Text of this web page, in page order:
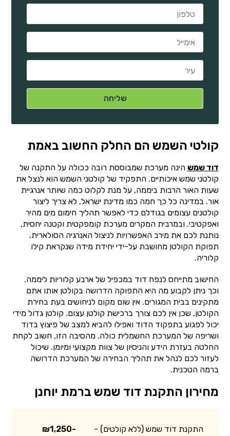
קולטי השמש הם החלק החשוב באמת
דוד שמש הינה מערכת שמבוססת רובה ככולה על התקנה של
קולטני שמש איכותיים. התפקיד של קולטני השמש הוא לנצל את
שעות האור הרבות ביממה, על מנת לקלוט כמה שיותר אנרגיית
אור. במדינה כל כך חמה כמו מדינת ישראל, לא צריך ליצור
קולטנים עצומים בגודלם כדי לאפשר תהליך חימום מים מהיר
ואפקטיבי. ובמרבית המקרים מערכת קומפקטית וקטנה יחסית,
נותנת לכם את מירב האפשרויות לניצול האנרגיה הסולארית.
תפוקת הקולטן מחושבת על-ידי יחידת מידה שנקראת קילו
קלוריה.
החישוב מתייחס לנפח דוד במכפיל של ארבע קלוריות ליממה.
וכך ניתן לקבוע מה היא התפוקה הדרושה בקולטן אותו אתם
מתקינים בבית המגורים. אין שום מקום לניחושים בעת בחירת
הקולטן, שכן אין לכם צורך ברכישת קולטן עצום. קולטן גדול מידי
יכול לפגוע בתפקוד הדוד ואפילו להביא למצב של פיצוץ בדוד
ושריפה של המערכת החשמלית כולה. מהסיבה הזו, חשוב לקחת
החלטה בעזרת הידע והניסיון של צוות מקצועי ומיומן. שיכול
לעזור לכם לנהל את תהליך הבחירה של המערכת הדרושה
ברמה הטכנית.
מחירון התקנת דוד שמש ברמת יוחנן
התקנת דוד שמש (ללא קולטים) -
₪1,250-